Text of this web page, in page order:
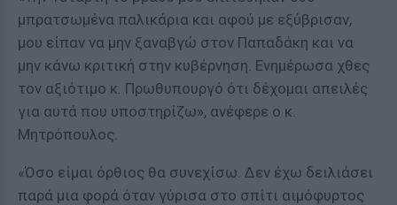
μπρατσωμένα παλικάρια και αφού με εξύβρισαν,
μου είπαν να μην ξαναβγώ στον Παπαδάκη και να
μην κάνω κριτική στην κυβέρνηση. Ενημέρωσα χθες
τον αξιότιμο κ. Πρωθυπουργό ότι δέχομαι απειλές
για αυτά που υποστηρίζω», ανέφερε ο κ.
Μητρόπουλος.
«Όσο είμαι όρθιος θα συνεχίσω. Δεν έχω δειλιάσει
παρά μια φορά όταν γύρισα στο σπίτι αιμόφυρτος